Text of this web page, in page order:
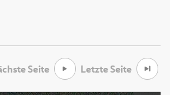
Seite Letzte Seite